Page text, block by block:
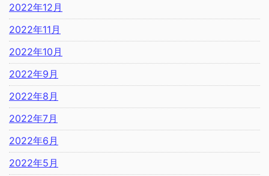
2022年12月
2022年11月
2022年10月
2022年9月
2022年8月
2022年7月
2022年6月
2022年5月